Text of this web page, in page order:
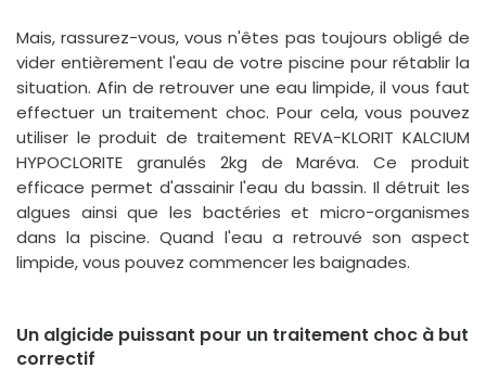
Mais, rassurez-vous, vous n'êtes pas toujours obligé de
vider entièrement l'eau de votre piscine pour rétablir la
situation. Afin de retrouver une eau limpide, il vous faut
effectuer un traitement choc. Pour cela, vous pouvez
utiliser le produit de traitement REVA-KLORIT KALCIUM
HYPOCLORITE granulés 2kg de Maréva. Ce produit
efficace permet d'assainir l'eau du bassin. Il détruit les
algues ainsi que les bactéries et micro-organismes
dans la piscine. Quand l'eau a retrouvé son aspect
limpide, vous pouvez commencer les baignades.
Un algicide puissant pour un traitement choc à but
correctif